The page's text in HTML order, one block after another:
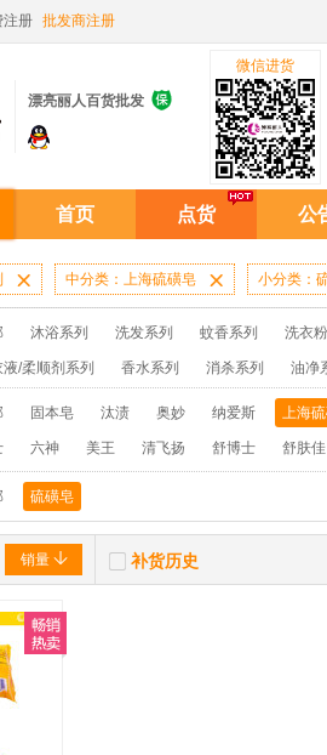
注册 批发商注册
漂亮丽人百货批发 
微信进货
首页 点货 公
 中分类：上海硫磺皂  小分类：
沐浴系列 洗发系列 蚊香系列 洗衣
/柔顺剂系列 香水系列 消杀系列 油净
膏/水系列 厨房油污系列 玻璃/地板/清洁系
列 牙刷系列 固发定型系列 染发系列
精系列 保健品系列 雨伞系列家用帆布洗洁
固本皂 汰渍 奥妙 纳爱斯 上海
六神 美王 清飞扬 舒博士 舒肤佳
硫磺皂
销量   补货历史